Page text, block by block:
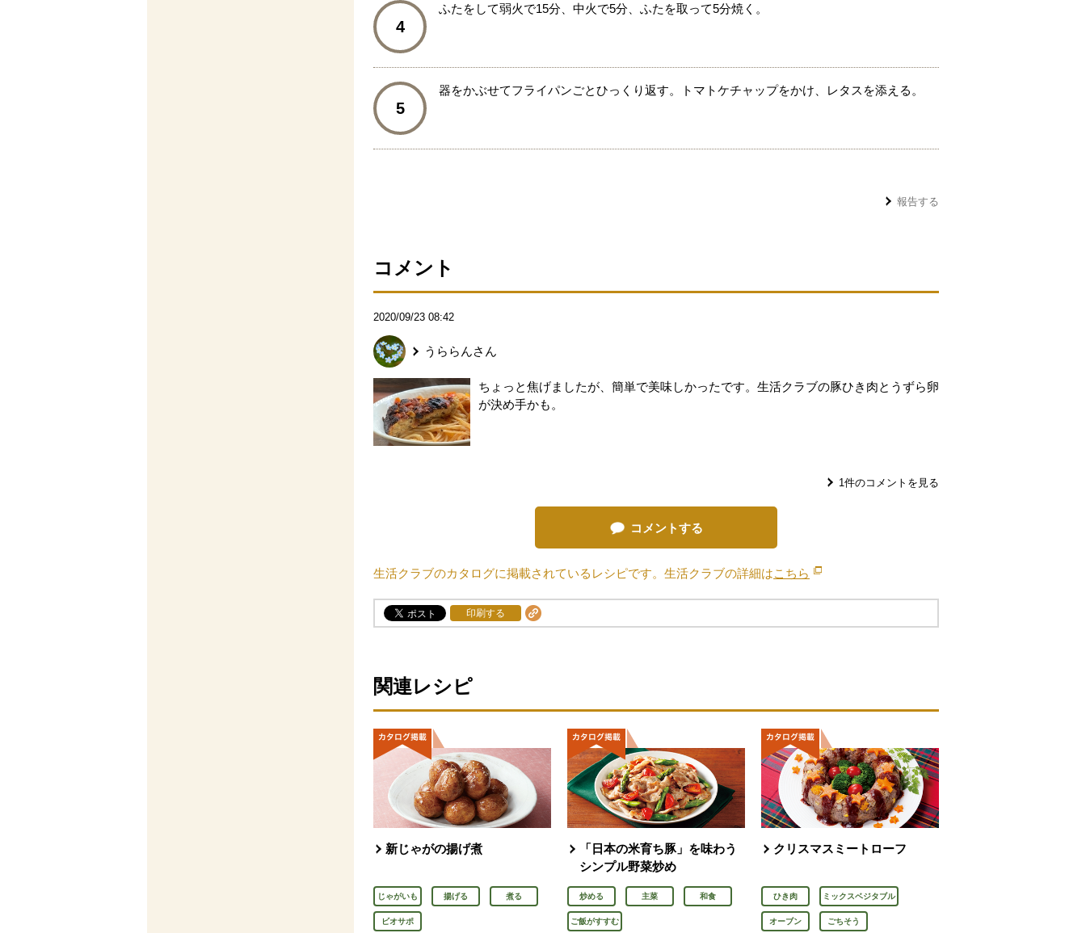
4
ふたをして弱火で15分、中火で5分、ふたを取って5分焼く。
5
器をかぶせてフライパンごとひっくり返す。トマトケチャップをかけ、レタスを添える。
報告する
コメント
2020/09/23 08:42
うららんさん
ちょっと焦げましたが、簡単で美味しかったです。生活クラブの豚ひき肉とうずら卵
が決め手かも。
1件のコメントを見る
コメントする
生活クラブのカタログに掲載されているレシピです。生活クラブの詳細はこちら 別のウィンドウで開きます。
印刷する
関連レシピ
新じゃがの揚げ煮
じゃがいも 揚げる 煮る
ビオサポ
「日本の米育ち豚」を味わう
シンプル野菜炒め
炒める 主菜 和食
ご飯がすすむ
クリスマスミートローフ
ひき肉 ミックスベジタブル
オーブン ごちそう